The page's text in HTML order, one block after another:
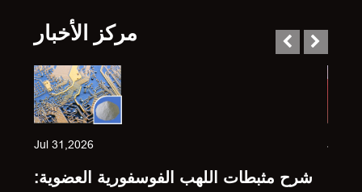
مركز الأخبار
Jul 31,2026
شرح مثبطات اللهب الفوسفورية العضوية:
Jul